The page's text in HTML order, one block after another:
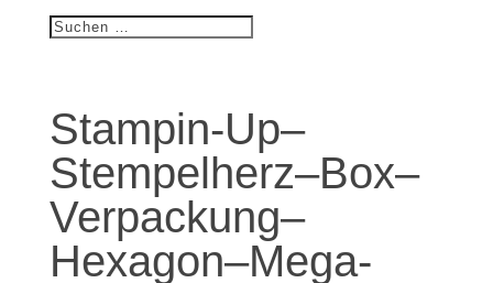
Stampin-Up–
Stempelherz–Box–
Verpackung–
Hexagon–Mega-